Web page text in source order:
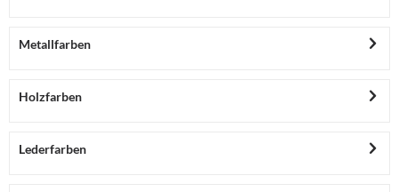
Metallfarben
Holzfarben
Lederfarben